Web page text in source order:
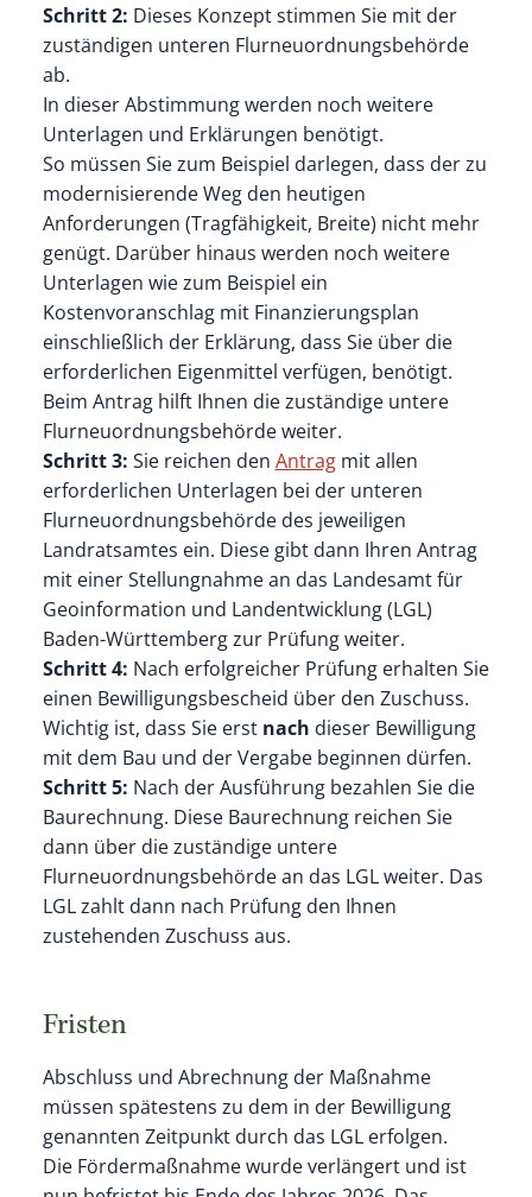
Schritt 2: Dieses Konzept stimmen Sie mit der
zuständigen unteren Flurneuordnungsbehörde
ab.
In dieser Abstimmung werden noch weitere
Unterlagen und Erklärungen benötigt.
So müssen Sie zum Beispiel darlegen, dass der zu
modernisierende Weg den heutigen
Anforderungen (Tragfähigkeit, Breite) nicht mehr
genügt. Darüber hinaus werden noch weitere
Unterlagen wie zum Beispiel ein
Kostenvoranschlag mit Finanzierungsplan
einschließlich der Erklärung, dass Sie über die
erforderlichen Eigenmittel verfügen, benötigt.
Beim Antrag hilft Ihnen die zuständige untere
Flurneuordnungsbehörde weiter.
Schritt 3: Sie reichen den Antragmit allen
erforderlichen Unterlagen bei der unteren
Flurneuordnungsbehörde des jeweiligen
Landratsamtes ein. Diese gibt dann Ihren Antrag
mit einer Stellungnahme an das Landesamt für
Geoinformation und Landentwicklung (LGL)
Baden-Württemberg zur Prüfung weiter.
Schritt 4: Nach erfolgreicher Prüfung erhalten Sie
einen Bewilligungsbescheid über den Zuschuss.
Wichtig ist, dass Sie erst nach dieser Bewilligung
mit dem Bau und der Vergabe beginnen dürfen.
Schritt 5: Nach der Ausführung bezahlen Sie die
Baurechnung. Diese Baurechnung reichen Sie
dann über die zuständige untere
Flurneuordnungsbehörde an das LGL weiter. Das
LGL zahlt dann nach Prüfung den Ihnen
zustehenden Zuschuss aus.
Fristen
Abschluss und Abrechnung der Maßnahme
müssen spätestens zu dem in der Bewilligung
genannten Zeitpunkt durch das LGL erfolgen.
Die Fördermaßnahme wurde verlängert und ist